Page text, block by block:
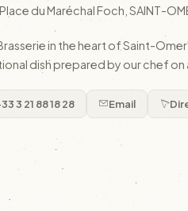
du Maréchal Foch, SAINT-
in the heart of Saint-
dish prepared by our chef on
3 21 88 18 28 Email